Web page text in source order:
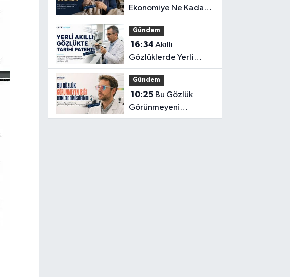
Ekonomiye Ne Kadar
Katkı Sağlayabilir?
Gündem
16:34 Akıllı
Gözlüklerde Yerli
İnovasyon: Depresyon
Teşhis Eden Gözlüğe
Türkpatent Onayı
Gündem
10:25
Görünmeyeni
Görüntüye